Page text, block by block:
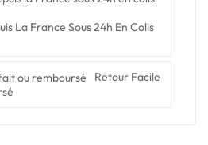
La France Sous 24h En Colis
Retour Facile